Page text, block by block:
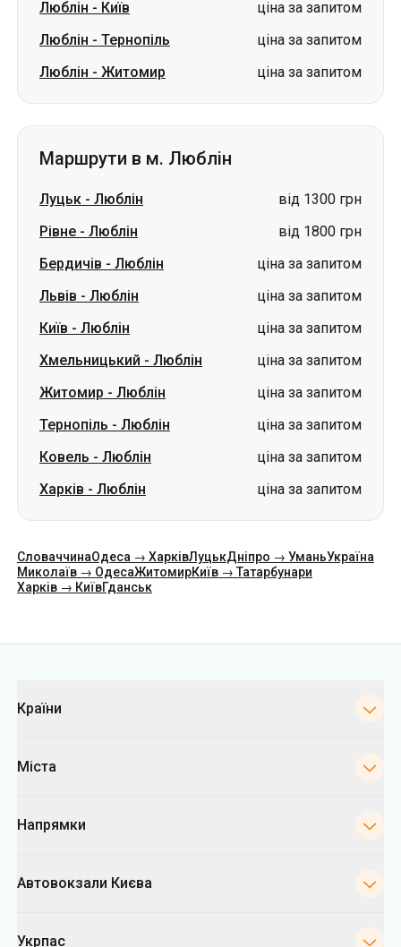
Люблін - Київ
ціна за запитом
Люблін - Тернопіль
ціна за запитом
Люблін - Житомир ціна за запитом
Маршрути в м. Люблін
Луцьк - Люблін
від 1300 грн
Рівне - Люблін
від 1800 грн
Бердичів - Люблін
ціна за запитом
Львів - Люблін
ціна за запитом
Київ - Люблін
ціна за запитом
Хмельницький - Люблін
ціна за запитом
Житомир - Люблін
ціна за запитом
Тернопіль - Люблін
ціна за запитом
Ковель - Люблін
ціна за запитом
Харків - Люблін ціна за запитом
СловаччинаОдеса → ХарківЛуцькДніпро → УманьУкраїна
Миколаїв → ОдесаЖитомирКиїв → Татарбунари
Харків → КиївГданськ
Країни
Міста
Напрямки
Автовокзали Києва
Укрпас